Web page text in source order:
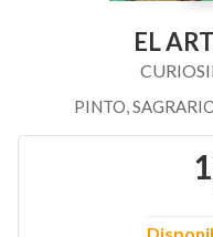
EL
PINTO,